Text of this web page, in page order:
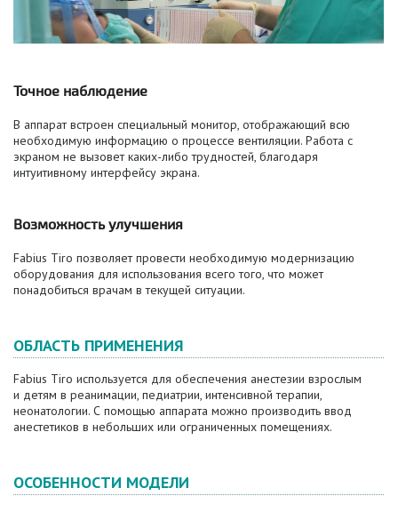
Точное наблюдение
В аппарат встроен специальный монитор, отображающий всю
необходимую информацию о процессе вентиляции. Работа с
экраном не вызовет каких-либо трудностей, благодаря
интуитивному интерфейсу экрана.
Возможность улучшения
Fabius Tiro позволяет провести необходимую модернизацию
оборудования для использования всего того, что может
понадобиться врачам в текущей ситуации.
ОБЛАСТЬ ПРИМЕНЕНИЯ
Fabius Tiro используется для обеспечения анестезии взрослым
и детям в реанимации, педиатрии, интенсивной терапии,
неонатологии. С помощью аппарата можно производить ввод
анестетиков в небольших или ограниченных помещениях.
ОСОБЕННОСТИ МОДЕЛИ